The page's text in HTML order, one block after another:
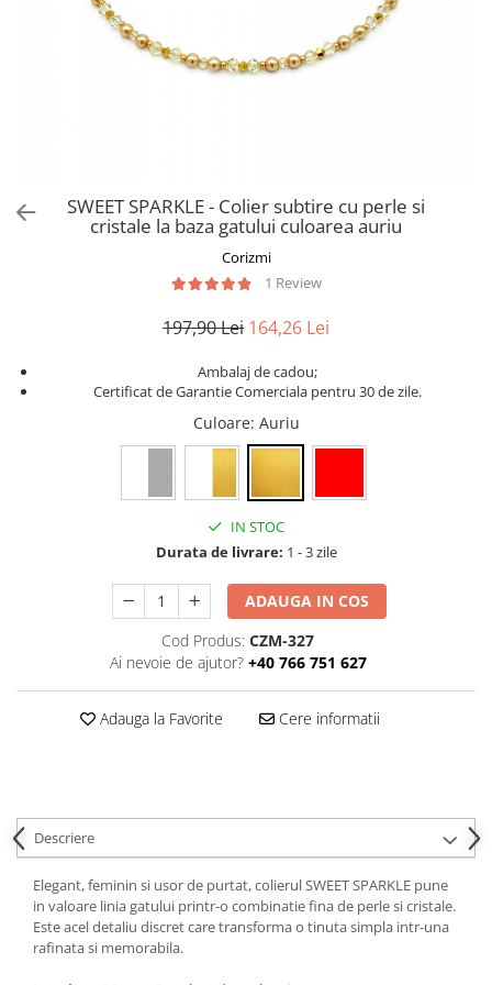
SWEET SPARKLE - Colier subtire cu perle si
cristale la baza gatului culoarea auriu
Corizmi
1 Review
197,90 Lei 164,26 Lei
Ambalaj de cadou;
Certificat de Garantie Comerciala pentru 30 de zile.
Culoare: Auriu
IN STOC
Durata de livrare: 1 - 3 zile
ADAUGA IN COS
Cod Produs: CZM-327
Ai nevoie de ajutor? +40 766 751 627
Adauga la Favorite Cere informatii
Descriere
Elegant, feminin si usor de purtat, colierul SWEET SPARKLE pune
in valoare linia gatului printr-o combinatie fina de perle si cristale.
Este acel detaliu discret care transforma o tinuta simpla intr-una
rafinata si memorabila.